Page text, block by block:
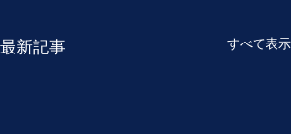
最新記事 すべて表示